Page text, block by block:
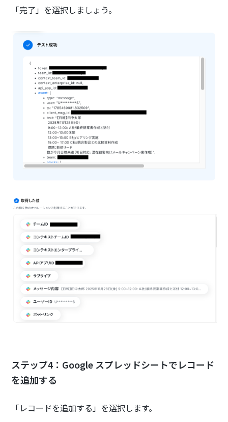
「完了」を選択しましょう。
ステップ4：Google スプレッドシートでレコード
を追加する
「レコードを追加する」を選択します。